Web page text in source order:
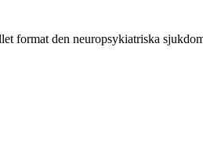
format den neuropsykiatriska